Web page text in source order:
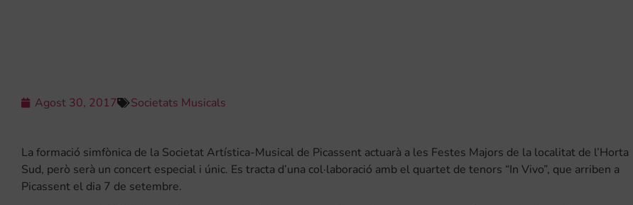
Agost 30, 2017 Societats Musicals
La formació simfònica de la Societat Artística-Musical de Picassent actuarà a les Festes Majors de la localitat de l’Horta
Sud, però serà un concert especial i únic. Es tracta d’una col·laboració amb el quartet de tenors “In Vivo”, que arriben a
Picassent el dia 7 de setembre.